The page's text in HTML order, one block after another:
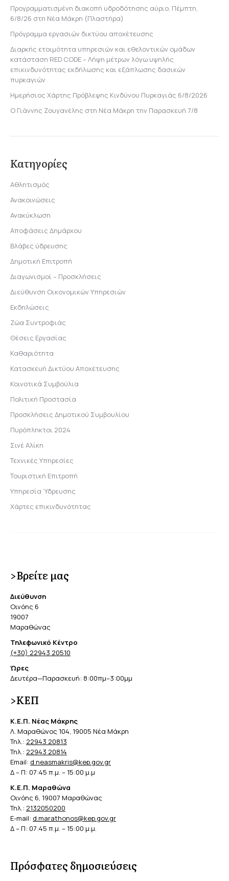
Προγραμματισμένη διακοπή υδροδότησης αύριο, Πέμπτη,
6/8/26 στη Νέα Μάκρη (Πλαστήρα)
Πρόγραμμα εργασιών δικτύου αποχέτευσης
Διαρκής ετοιμότητα υπηρεσιών και εθελοντικών ομάδων
κατάσταση RED CODE – Λήψη μέτρων λόγω υψηλής
επικινδυνότητας εκδήλωσης και εξάπλωσης δασικών
πυρκαγιών
Ημερήσιος Χάρτης Πρόβλεψης Κινδύνου Πυρκαγιάς 6/8/2026
Ο Γιάννης Ζουγανέλης στη Νέα Μάκρη την Παρασκευή 7/8
Κατηγορίες
Αθλητισμός
Ανακοινώσεις
Ανακύκλωση
Αποφάσεις Δημάρχου
Βλάβες ύδρευσης
Δημοτική Επιτροπή
Διαγωνισμοί – Προσκλήσεις
Διεύθυνση Οικονομικών Υπηρεσιών
Εκδηλώσεις
Ζώα Συντροφιάς
Θέσεις Εργασίας
Καθαριότητα
Κατασκευή Δικτύου Αποχέτευσης
Κοινοτικά Συμβούλια
Πολιτική Προστασία
Προσκλήσεις Δημοτικού Συμβουλίου
Πυρόπληκτοι 2024
Σινέ Αλίκη
Τεχνικές Υπηρεσίες
Τουριστική Επιτροπή
Υπηρεσία Ύδρευσης
Χάρτες επικινδυνότητας
>Βρείτε μας
Διεύθυνση
Οινόης 6
19007
Μαραθώνας
Τηλεφωνικό Κέντρο
(+30) 22943 20510
Ώρες
Δευτέρα—Παρασκευή: 8:00πμ–3:00μμ
>ΚΕΠ
Κ.Ε.Π. Νέας Μάκρης
Λ. Μαραθώνος 104, 19005 Νέα Μάκρη
Τηλ.: 22943 20813
Τηλ.: 22943 20814
Email: d.neasmakris@kep.gov.gr
Δ – Π: 07:45 π.μ. – 15:00 μ.μ
Κ.Ε.Π. Μαραθώνα
Οινόης 6, 19007 Μαραθώνας
Τηλ.: 2132050200
E-mail: d.marathonos@kep.gov.gr
Δ – Π: 07:45 π.μ. – 15:00 μ.μ.
Πρόσφατες δημοσιεύσεις